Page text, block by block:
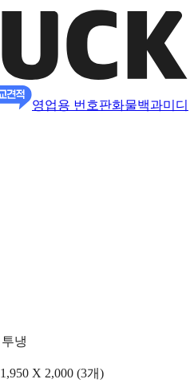
영업용 번호판화물백과미디
냉
X 2,000 (3개)